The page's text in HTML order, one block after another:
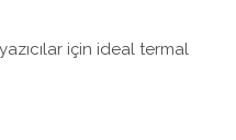
için ideal termal